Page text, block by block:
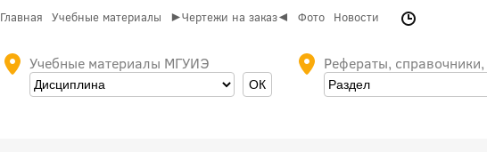
Главная Учебные материалы ►Чертежи на заказ◄ Фото Новости
Учебные материалы МГУИЭ Рефераты, справочники,